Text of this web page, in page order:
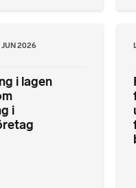
2026
i lagen
i